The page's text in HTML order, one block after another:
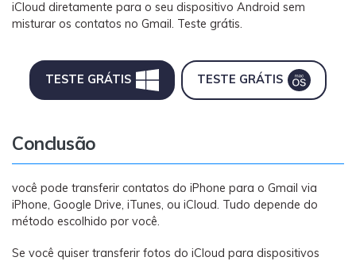
iCloud diretamente para o seu dispositivo Android sem
misturar os contatos no Gmail. Teste grátis.
TESTE GRÁTIS TESTE GRÁTIS
Conclusão
você pode transferir contatos do iPhone para o Gmail via
iPhone, Google Drive, iTunes, ou iCloud. Tudo depende do
método escolhido por você.
Se você quiser transferir fotos do iCloud para dispositivos